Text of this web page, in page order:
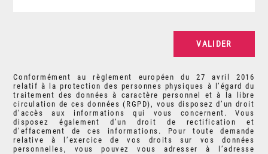
Conformément au règlement européen du 27 avril 2016
relatif à la protection des personnes physiques à l’égard du
traitement des données à caractère personnel et à la libre
circulation de ces données (RGPD), vous disposez d’un droit
d’accès aux informations qui vous concernent. Vous
disposez également d’un droit de rectification et
d’effacement de ces informations. Pour toute demande
relative à l’exercice de vos droits sur vos données
personnelles, vous pouvez vous adresser à l’adresse